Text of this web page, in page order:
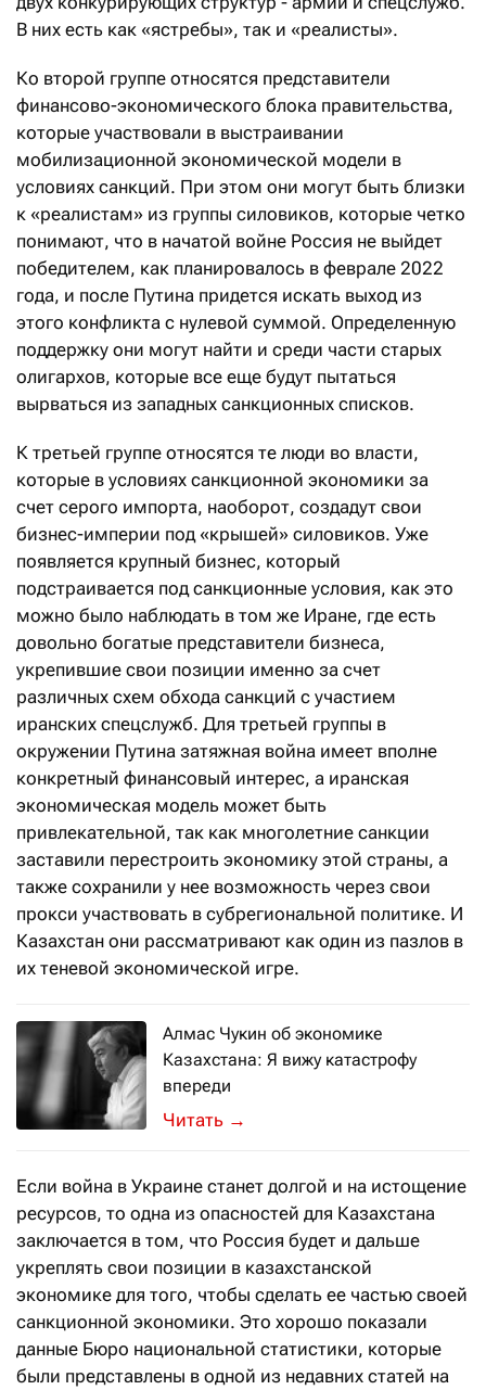
В них есть как «ястребы», так и «реалисты».
Ко второй группе относятся представители
финансово-экономического блока правительства,
которые участвовали в выстраивании
мобилизационной экономической модели в
условиях санкций. При этом они могут быть близки
к «реалистам» из группы силовиков, которые четко
понимают, что в начатой войне Россия не выйдет
победителем, как планировалось в феврале 2022
года, и после Путина придется искать выход из
этого конфликта с нулевой суммой. Определенную
поддержку они могут найти и среди части старых
олигархов, которые все еще будут пытаться
вырваться из западных санкционных списков.
К третьей группе относятся те люди во власти,
которые в условиях санкционной экономики за
счет серого импорта, наоборот, создадут свои
бизнес-империи под «крышей» силовиков. Уже
появляется крупный бизнес, который
подстраивается под санкционные условия, как это
можно было наблюдать в том же Иране, где есть
довольно богатые представители бизнеса,
укрепившие свои позиции именно за счет
различных схем обхода санкций с участием
иранских спецслужб. Для третьей группы в
окружении Путина затяжная война имеет вполне
конкретный финансовый интерес, а иранская
экономическая модель может быть
привлекательной, так как многолетние санкции
заставили перестроить экономику этой страны, а
также сохранили у нее возможность через свои
прокси участвовать в субрегиональной политике. И
Казахстан они рассматривают как один из пазлов в
их теневой экономической игре.
Алмас Чукин об экономике
Казахстана: Я вижу катастрофу
впереди
Именитый эксперт отвечает на
→
Если война в Украине станет долгой и на истощение
ресурсов, то одна из опасностей для Казахстана
заключается в том, что Россия будет и дальше
укреплять свои позиции в казахстанской
экономике для того, чтобы сделать ее частью своей
санкционной экономики. Это хорошо показали
данные Бюро национальной статистики, которые
были представлены в одной из недавних статей на